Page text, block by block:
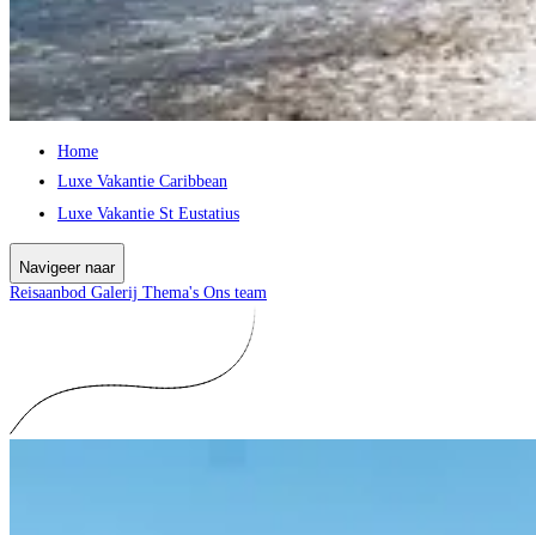
Home
Luxe Vakantie Caribbean
Luxe Vakantie St Eustatius
Navigeer naar
Reisaanbod Galerij Thema's Ons team